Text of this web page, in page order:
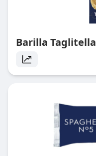
Barilla Taglitella